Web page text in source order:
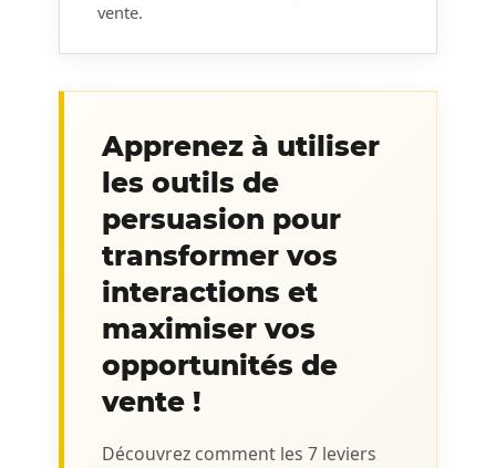
vente.
Apprenez à utiliser
les outils de
persuasion pour
transformer vos
interactions et
maximiser vos
opportunités de
vente !
Découvrez comment les 7 leviers